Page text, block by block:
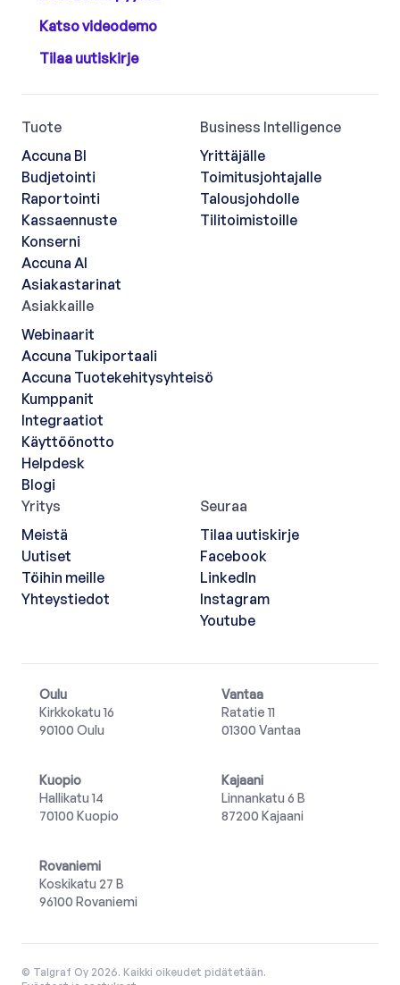
Katso videodemo
Tilaa uutiskirje
Tuote
Accuna BI
Budjetointi
Raportointi
Kassaennuste
Konserni
Accuna AI
Asiakastarinat
Business Intelligence
Yrittäjälle
Toimitusjohtajalle
Talousjohdolle
Tilitoimistoille
Asiakkaille
Webinaarit
Accuna Tukiportaali
Accuna Tuotekehitysyhteisö
Kumppanit
Integraatiot
Käyttöönotto
Helpdesk
Blogi
Yritys
Meistä
Uutiset
Töihin meille
Yhteystiedot
Seuraa
Tilaa uutiskirje
Facebook
LinkedIn
Instagram
Youtube
Oulu
Kirkkokatu 16
90100 Oulu
Vantaa
Ratatie 11
01300 Vantaa
Kuopio
Hallikatu 14
70100 Kuopio
Kajaani
Linnankatu 6 B
87200 Kajaani
Rovaniemi
Koskikatu 27 B
96100 Rovaniemi
© Talgraf Oy 2026. Kaikki oikeudet pidätetään.